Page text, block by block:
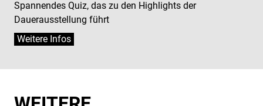
Spannendes Quiz, das zu den Highlights der
Dauerausstellung führt
Weitere Infos